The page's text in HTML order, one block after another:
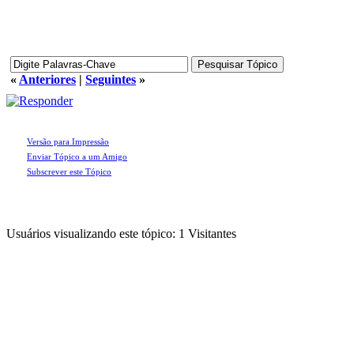
« Anteriores | Seguintes »
Versão para Impressão
Enviar Tópico a um Amigo
Subscrever este Tópico
Usuários visualizando este tópico: 1 Visitantes